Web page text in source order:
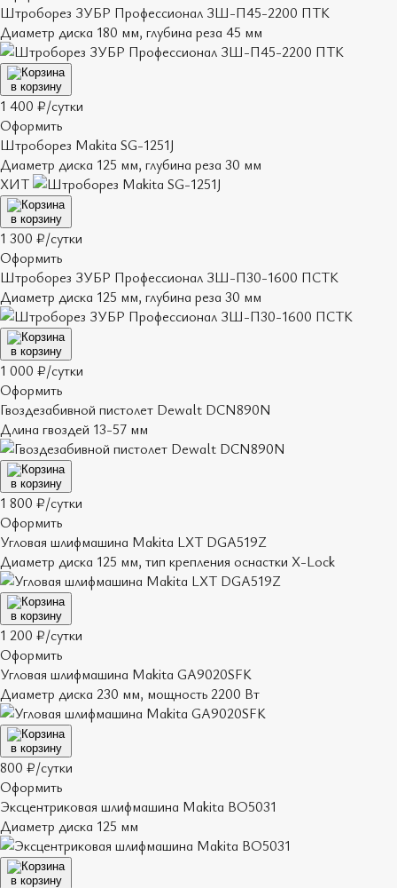
Штроборез ЗУБР Профессионал ЗШ-П45-2200 ПТК
Диаметр диска 180 мм, глубина реза 45 мм
в корзину
1 400 ₽/сутки
Оформить
Штроборез Makita SG-1251J
Диаметр диска 125 мм, глубина реза 30 мм
ХИТ
в корзину
1 300 ₽/сутки
Оформить
Штроборез ЗУБР Профессионал ЗШ-П30-1600 ПСТК
Диаметр диска 125 мм, глубина реза 30 мм
в корзину
1 000 ₽/сутки
Оформить
Гвоздезабивной пистолет Dewalt DCN890N
Длина гвоздей 13-57 мм
в корзину
1 800 ₽/сутки
Оформить
Угловая шлифмашина Makita LXT DGA519Z
Диаметр диска 125 мм, тип крепления оснастки X-Lock
в корзину
1 200 ₽/сутки
Оформить
Угловая шлифмашина Makita GA9020SFK
Диаметр диска 230 мм, мощность 2200 Вт
в корзину
800 ₽/сутки
Оформить
Эксцентриковая шлифмашина Makita BO5031
Диаметр диска 125 мм
в корзину